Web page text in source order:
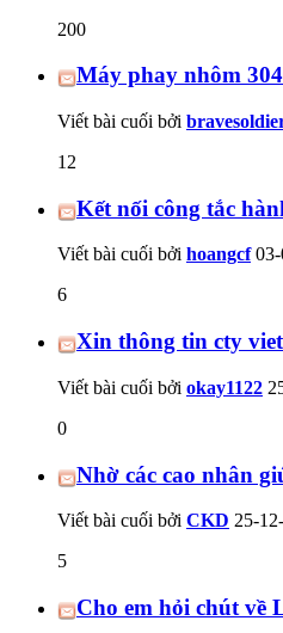
200
Máy phay nhôm
Viết bài cuối bởi
12
Kết nối công tắc
Viết bài cuối bởi hoangcf03-
6
Xin thông tin cty
Viết bài cuối bởi okay1122
0
Nhờ các cao nhân
Viết bài cuối bởi CKD 25-
5
Cho em hỏi chút về